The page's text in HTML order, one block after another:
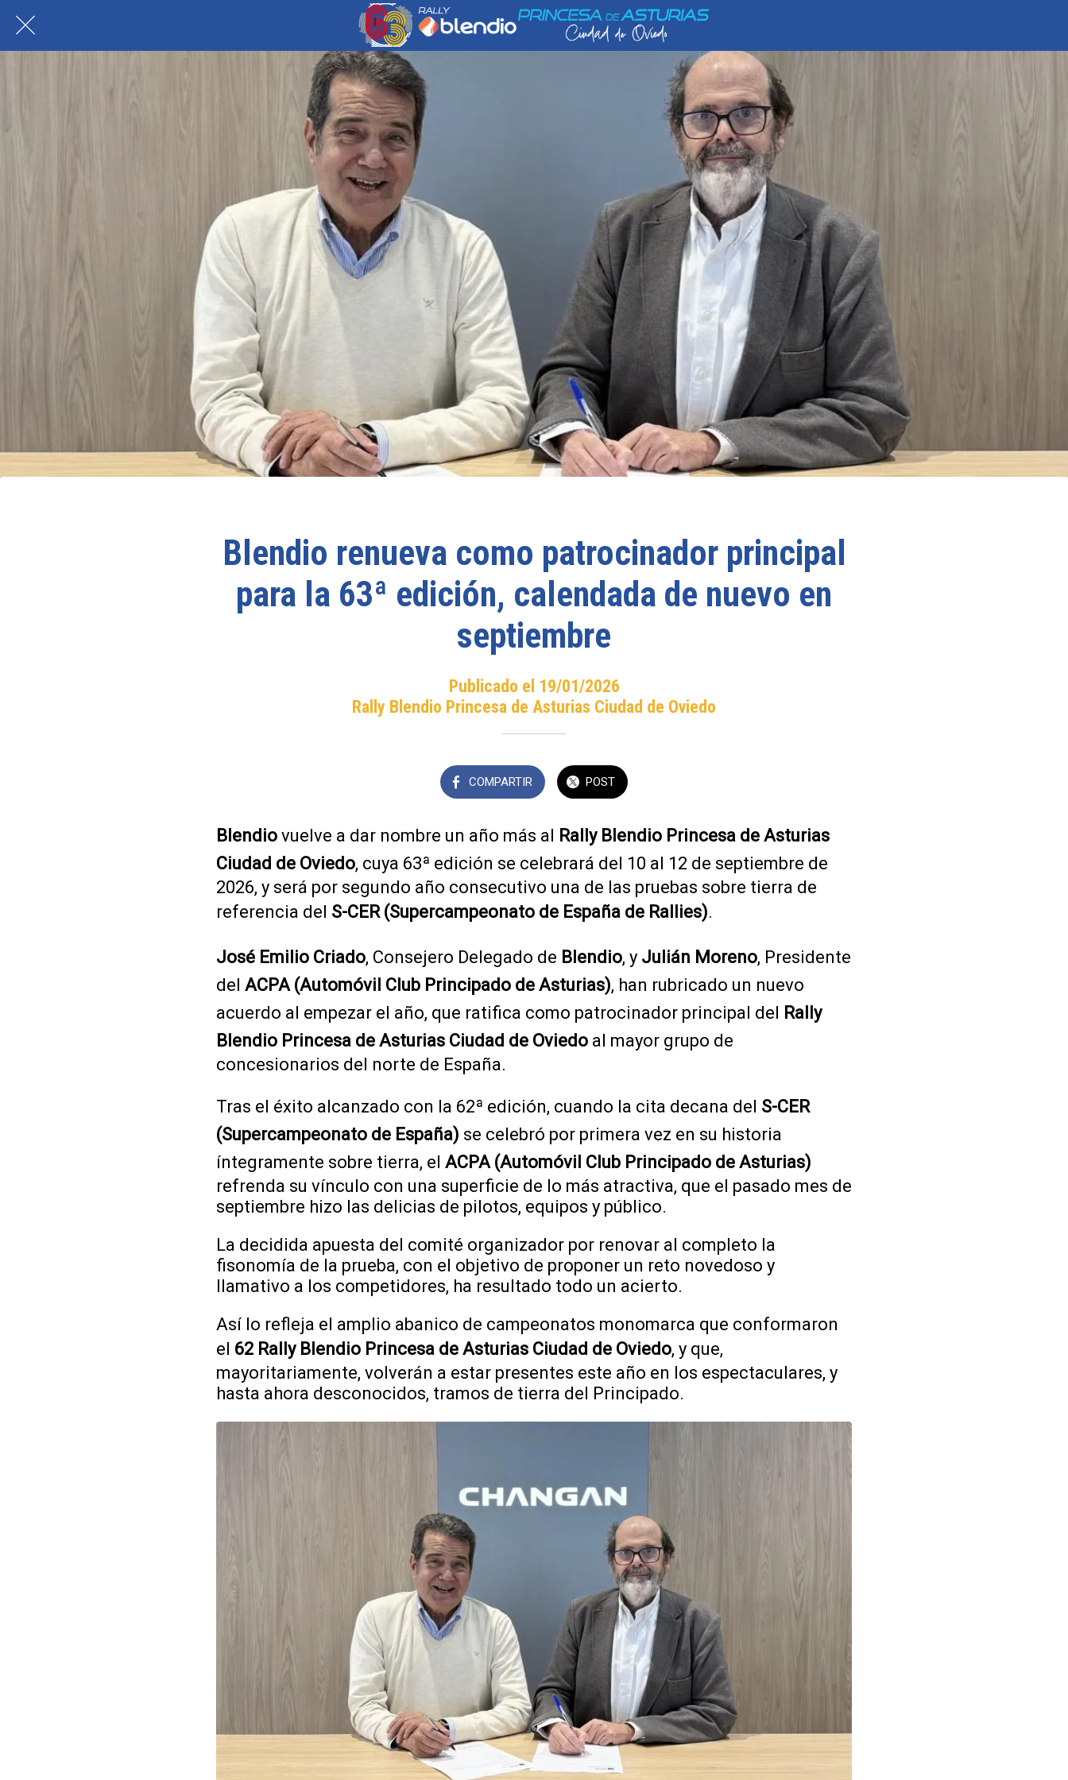
Blendio renueva como patrocinador principal
para la 63ª edición, calendada de nuevo en
septiembre
Publicado el 19/01/2026
Rally Blendio Princesa de Asturias Ciudad de Oviedo
COMPARTIR POST
Blendio vuelve a dar nombre un año más al Rally Blendio Princesa de Asturias
Ciudad de Oviedo, cuya 63ª edición se celebrará del 10 al 12 de septiembre de
2026, y será por segundo año consecutivo una de las pruebas sobre tierra de
referencia del S-CER (Supercampeonato de España de Rallies).
José Emilio Criado, Consejero Delegado de Blendio, y Julián Moreno, Presidente
del ACPA (Automóvil Club Principado de Asturias), han rubricado un nuevo
acuerdo al empezar el año, que ratifica como patrocinador principal del Rally
Blendio Princesa de Asturias Ciudad de Oviedo al mayor grupo de
concesionarios del norte de España.
Tras el éxito alcanzado con la 62ª edición, cuando la cita decana del S-CER
(Supercampeonato de España) se celebró por primera vez en su historia
íntegramente sobre tierra, el ACPA (Automóvil Club Principado de Asturias)
refrenda su vínculo con una superficie de lo más atractiva, que el pasado mes de
septiembre hizo las delicias de pilotos, equipos y público.
La decidida apuesta del comité organizador por renovar al completo la
fisonomía de la prueba, con el objetivo de proponer un reto novedoso y
llamativo a los competidores, ha resultado todo un acierto.
Así lo refleja el amplio abanico de campeonatos monomarca que conformaron
el 62 Rally Blendio Princesa de Asturias Ciudad de Oviedo, y que,
mayoritariamente, volverán a estar presentes este año en los espectaculares, y
hasta ahora desconocidos, tramos de tierra del Principado.